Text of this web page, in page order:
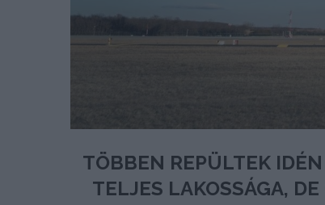
TÖBBEN REPÜLTEK
TELJES LAKOSSÁGA,